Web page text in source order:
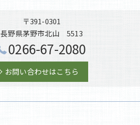
〒391-0301
長野県茅野市北山 5513
0266-67-2080
お問い合わせはこちら